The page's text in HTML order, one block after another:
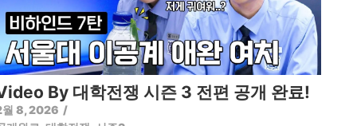
By 대학전쟁 시즌 3 전편 공개 완료!
8, 2026 /